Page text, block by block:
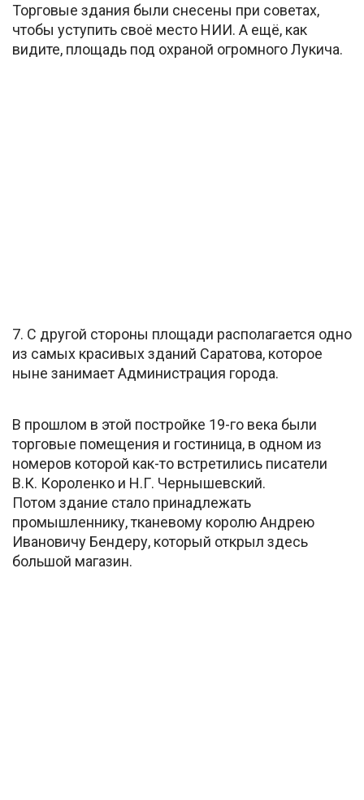
Торговые здания были снесены при советах,
чтобы уступить своё место НИИ. А ещё, как
видите, площадь под охраной огромного Лукича.
7. С другой стороны площади располагается одно
из самых красивых зданий Саратова, которое
ныне занимает Администрация города.
В прошлом в этой постройке 19-го века были
торговые помещения и гостиница, в одном из
номеров которой как-то встретились писатели
В.К. Короленко и Н.Г. Чернышевский.
Потом здание стало принадлежать
промышленнику, тканевому королю Андрею
Ивановичу Бендеру, который открыл здесь
большой магазин.